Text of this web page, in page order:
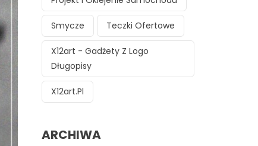
Smycze Teczki Ofertowe
X12art - Gadżety Z Logo
Długopisy
X12art.pl
ARCHIWA